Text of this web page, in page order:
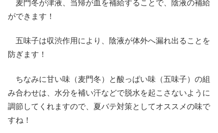
麦門冬が津液、当帰が血を補給することで、陰液の補給
ができます！
五味子は収渋作用により、陰液が体外へ漏れ出ることを
防ぎます！
ちなみに甘い味（麦門冬）と酸っぱい味（五味子）の組
み合わせは、水分を補い汗などで脱水を起こさないように
調節してくれますので、夏バテ対策としてオススメの味で
すね！